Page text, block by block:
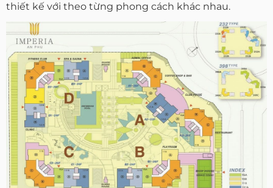
thiết kế với theo từng phong cách khác nhau.